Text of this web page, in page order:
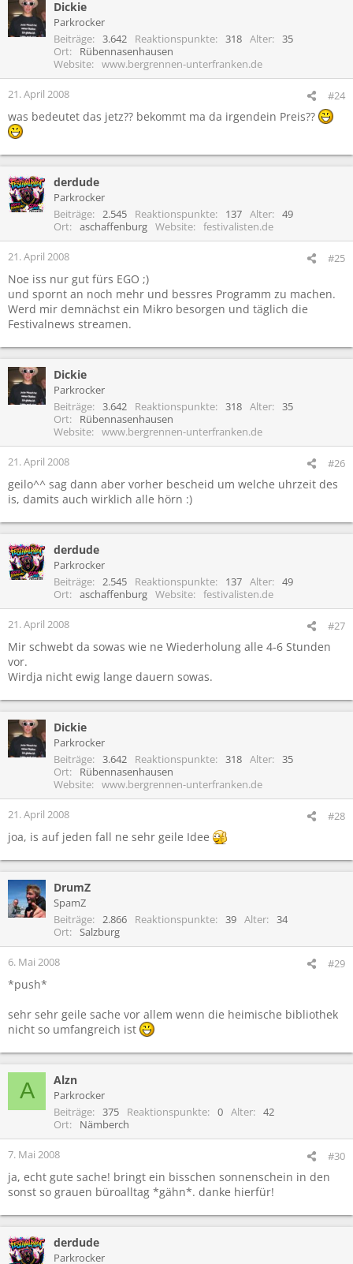
Dickie
Parkrocker
Beiträge
3.642 Reaktionspunkte 318 Alter
35
Ort
Rübennasenhausen
Website
www.bergrennen-unterfranken.de
21. April 2008 #24
was bedeutet das jetz?? bekommt ma da irgendein Preis??
derdude
Parkrocker
Beiträge
2.545 Reaktionspunkte 137 Alter
49
Ort
aschaffenburg Website festivalisten.de
21. April 2008 #25
Noe iss nur gut fürs EGO ;)
und spornt an noch mehr und bessres Programm zu machen.
Werd mir demnächst ein Mikro besorgen und täglich die
Festivalnews streamen.
Dickie
Parkrocker
Beiträge
3.642 Reaktionspunkte 318 Alter
35
Ort
Rübennasenhausen
Website
www.bergrennen-unterfranken.de
21. April 2008 #26
geilo^^ sag dann aber vorher bescheid um welche uhrzeit des
is, damits auch wirklich alle hörn :)
derdude
Parkrocker
Beiträge
2.545 Reaktionspunkte 137 Alter
49
Ort
aschaffenburg Website festivalisten.de
21. April 2008 #27
Mir schwebt da sowas wie ne Wiederholung alle 4-6 Stunden
vor.
Wirdja nicht ewig lange dauern sowas.
Dickie
Parkrocker
Beiträge
3.642 Reaktionspunkte 318 Alter
35
Ort
Rübennasenhausen
Website
www.bergrennen-unterfranken.de
21. April 2008 #28
joa, is auf jeden fall ne sehr geile Idee
DrumZ
SpamZ
Beiträge
2.866 Reaktionspunkte 39 Alter
34
Ort
Salzburg
6. Mai 2008 #29
*push*
sehr sehr geile sache vor allem wenn die heimische bibliothek
nicht so umfangreich ist
A Alzn
Parkrocker
Beiträge
375 Reaktionspunkte 0 Alter
42
Ort
Nämberch
7. Mai 2008 #30
ja, echt gute sache! bringt ein bisschen sonnenschein in den
sonst so grauen büroalltag *gähn*. danke hierfür!
derdude
Parkrocker